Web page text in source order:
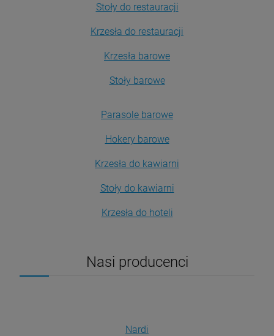
Stoły do restauracji
Krzesła do restauracji
Krzesła barowe
Stoły barowe
Parasole barowe
Hokery barowe
Krzesła do kawiarni
Stoły do kawiarni
Krzesła do hoteli
Nasi producenci
Nardi